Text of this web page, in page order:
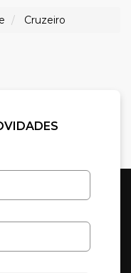
Cruzeiro